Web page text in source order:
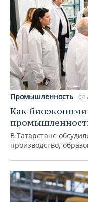
Промышленность 04
Как
В Татарстане
производство,